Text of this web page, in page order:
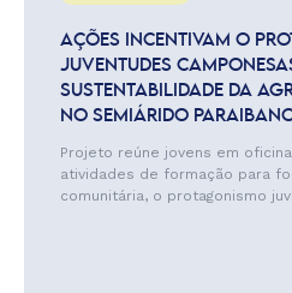
AÇÕES INCENTIVAM O
JUVENTUDES
SUSTENTABILIDADE DA
NO SEMIÁRIDO
Projeto reúne jovens em
atividades de formação para
comunitária, o protagonismo